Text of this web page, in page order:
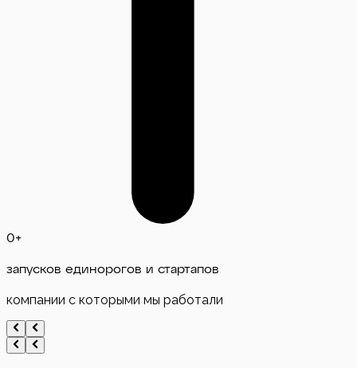
0+
запусков единорогов и стартапов
компании с которыми мы работали